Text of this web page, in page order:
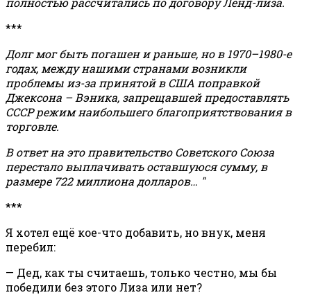
***
Долг мог быть погашен и раньше, но в 1970–1980-е
годах, между нашими странами возникли
проблемы из-за принятой в США поправкой
Джексона – Вэника, запрещавшей предоставлять
СССР режим наибольшего благоприятствования в
торговле.
В ответ на это правительство Советского Союза
перестало выплачивать оставшуюся сумму, в
размере 722 миллиона долларов… "
***
Я хотел ещё кое-что добавить, но внук, меня
перебил:
— Дед, как ты считаешь, только честно, мы бы
победили без этого Лиза или нет?